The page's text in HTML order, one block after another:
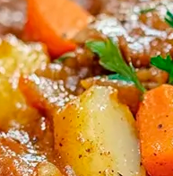
Bebidas
Entrevistas